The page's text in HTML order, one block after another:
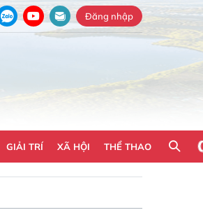
Đăng nhập
GIẢI TRÍ XÃ HỘI THỂ THAO